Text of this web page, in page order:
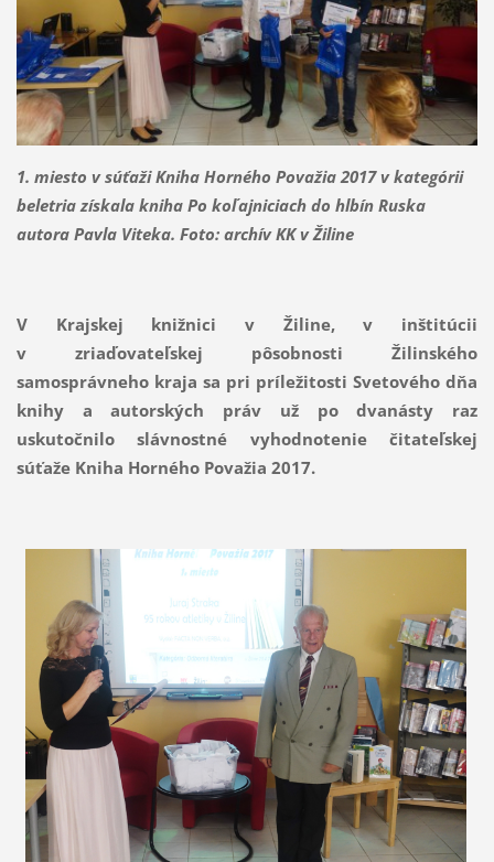
1. miesto v súťaži Kniha Horného Považia 2017 v kategórii
beletria získala kniha Po koľajniciach do hlbín Ruska
autoraPavla Viteka. Foto: archív KK v Žiline
V Krajskej knižnici v Žiline, v inštitúcii
v zriaďovateľskej pôsobnosti Žilinského
samosprávneho kraja sa pri príležitosti Svetového dňa
knihy a autorských práv už po dvanásty raz
uskutočnilo slávnostné vyhodnotenie čitateľskej
súťaže Kniha Horného Považia 2017.